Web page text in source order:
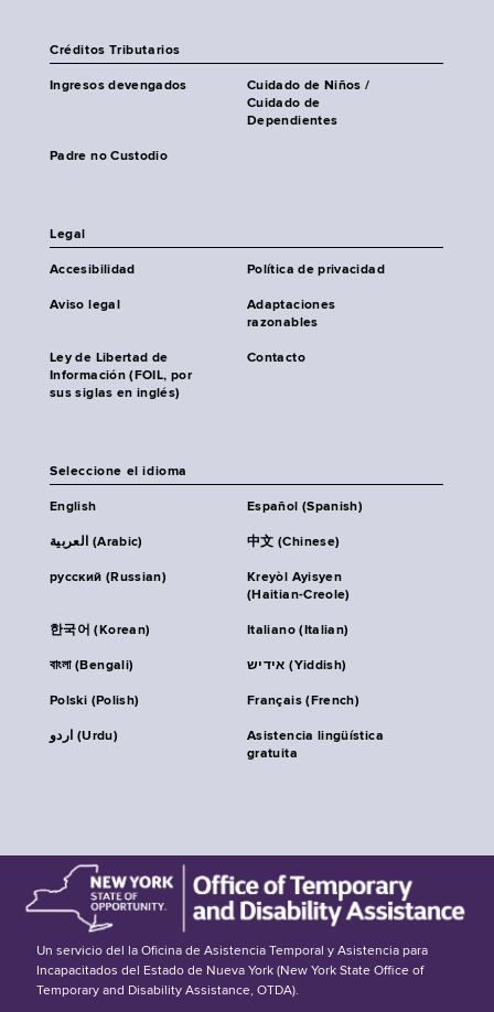
Créditos Tributarios
Ingresos devengados
Cuidado de Niños /
Cuidado de
Dependientes
Padre no Custodio
Legal
Accesibilidad Política de privacidad
Aviso legal
Adaptaciones
razonables
Ley de Libertad de
Información (FOIL, por
sus siglas en inglés)
Contacto
Seleccione el idioma
English Español (Spanish)
العربية (Arabic) 中文 (Chinese)
русский (Russian)
Kreyòl Ayisyen
(Haitian-Creole)
한국어 (Korean) Italiano (Italian)
বাংলা (Bengali) אידיש (Yiddish)
Polski (Polish) Français (French)
اردو (Urdu)
Asistencia lingüística
gratuita
Un servicio del la Oficina de Asistencia Temporal y Asistencia para
Incapacitados del Estado de Nueva York (New York State Office of
Temporary and Disability Assistance, OTDA).